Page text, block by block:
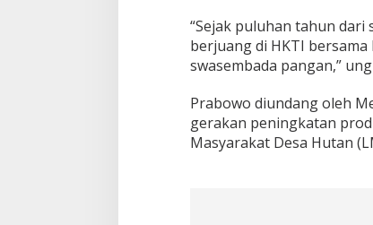
“Sejak puluhan tahun dari
berjuang di HKTI
swasembada pangan,”
Prabowo diundang oleh
gerakan peningkatan
Masyarakat Desa Hutan